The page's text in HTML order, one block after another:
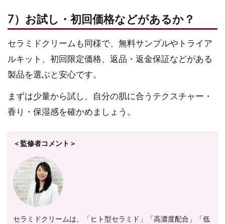
7）お試し・初回価格などがあるか？
セラミドクリームも同様で、無料サンプルやトライア
ルキット、初回限定価格、返品・返金保証などがある
製品を選ぶと安心です。
まずは少量から試し、自分の肌に合うテクスチャー・
香り・保湿感を確かめましょう。
＜監修者コメント＞
セラミドクリームは、「ヒト型セラミド」「高濃度配合」「低